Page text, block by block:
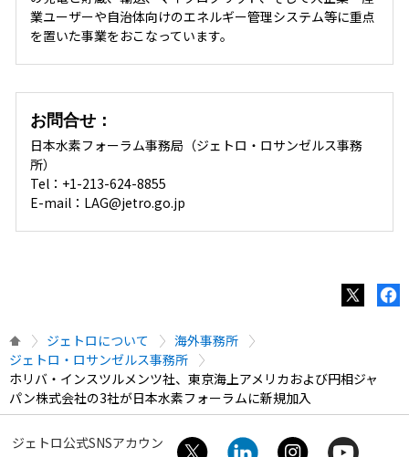
業ユーザーや自治体向けのエネルギー管理システム等に重点
を置いた事業をおこなっています。
お問合せ：
日本水素フォーラム事務局（ジェトロ・ロサンゼルス事務
所）
Tel：+1-213-624-8855
E-mail：LAG@jetro.go.jp
ジェトロについて
海外事務所
ジェトロ・ロサンゼルス事務所
ホリバ・インスツルメンツ社、東京海上アメリカおよび円相ジャ
パン株式会社の3社が日本水素フォーラムに新規加入
ジェトロ公式SNSアカウン